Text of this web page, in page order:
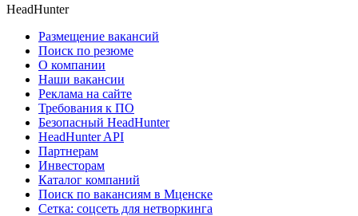
HeadHunter
Размещение вакансий
Поиск по резюме
О компании
Наши вакансии
Реклама на сайте
Требования к ПО
Безопасный HeadHunter
HeadHunter API
Партнерам
Инвесторам
Каталог компаний
Поиск по вакансиям в Мценске
Сетка: соцсеть для нетворкинга